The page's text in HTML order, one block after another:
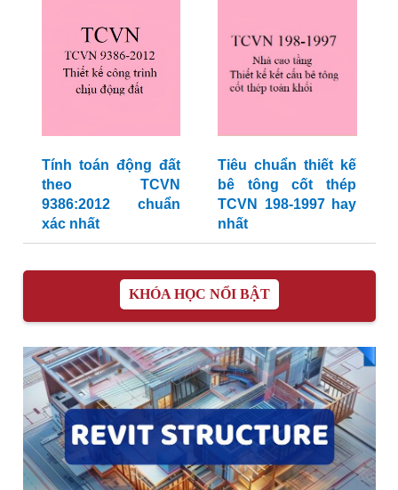
Tính toán động đất
theo TCVN
9386:2012 chuẩn
xác nhất
Tiêu chuẩn thiết kế
bê tông cốt thép
TCVN 198-1997 hay
nhất
KHÓA HỌC NỔI BẬT